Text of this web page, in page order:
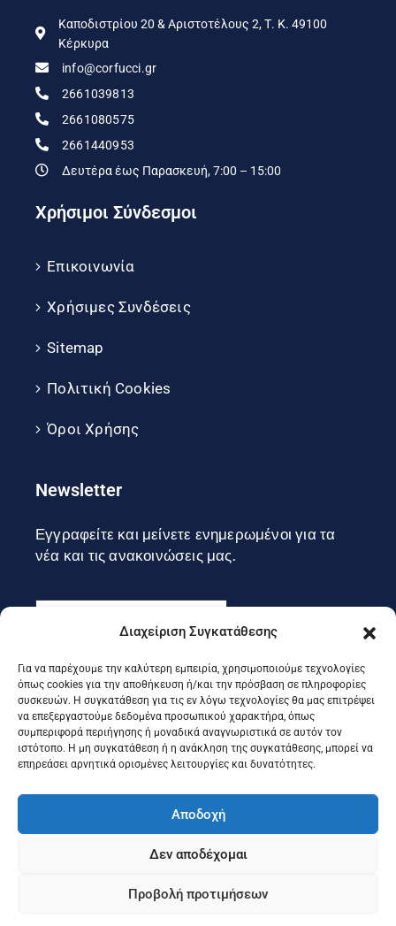
Διαχείριση Συγκατάθεσης
Για να παρέχουμε την καλύτερη εμπειρία, χρησιμοποιούμε τεχνολογίες
όπως cookies για την αποθήκευση ή/και την πρόσβαση σε πληροφορίες
συσκευών. Η συγκατάθεση για τις εν λόγω τεχνολογίες θα μας επιτρέψει
να επεξεργαστούμε δεδομένα προσωπικού χαρακτήρα, όπως
συμπεριφορά περιήγησης ή μοναδικά αναγνωριστικά σε αυτόν τον
ιστότοπο. Η μη συγκατάθεση ή η ανάκληση της συγκατάθεσης, μπορεί να
επηρεάσει αρνητικά ορισμένες λειτουργίες και δυνατότητες.
Αποδοχή
Δεν αποδέχομαι
Προβολή προτιμήσεων
Καποδιστρίου 20 & Αριστοτέλους 2, Τ. Κ. 49100
Κέρκυρα
info@corfucci.gr
2661039813
2661080575
2661440953
Δευτέρα έως Παρασκευή, 7:00 – 15:00
Χρήσιμοι Σύνδεσμοι
Επικοινωνία
Χρήσιμες Συνδέσεις
Sitemap
Πολιτική Cookies
Όροι Χρήσης
Newsletter
Εγγραφείτε και μείνετε ενημερωμένοι για τα
νέα και τις ανακοινώσεις μας.
Εγγραφή
Ακολουθήστε μας στα social
©2025 Portal Επιμελητηρίου Κέρκυρας, Designed & Developed